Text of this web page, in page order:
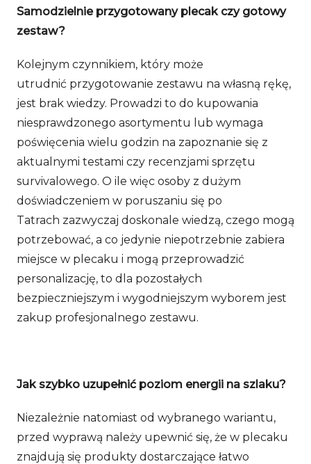
Samodzielnie przygotowany plecak czy gotowy
zestaw?
Kolejnym czynnikiem, który może
utrudnić przygotowanie zestawu na własną rękę,
jest brak wiedzy. Prowadzi to do kupowania
niesprawdzonego asortymentu lub wymaga
poświęcenia wielu godzin na zapoznanie się z
aktualnymi testami czy recenzjami sprzętu
survivalowego. O ile więc osoby z dużym
doświadczeniem w poruszaniu się po
Tatrach zazwyczaj doskonale wiedzą, czego mogą
potrzebować, a co jedynie niepotrzebnie zabiera
miejsce w plecaku i mogą przeprowadzić
personalizację, to dla pozostałych
bezpieczniejszym i wygodniejszym wyborem jest
zakup profesjonalnego zestawu.
Jak szybko uzupełnić poziom energii na szlaku?
Niezależnie natomiast od wybranego wariantu,
przed wyprawą należy upewnić się, że w plecaku
znajdują się produkty dostarczające łatwo